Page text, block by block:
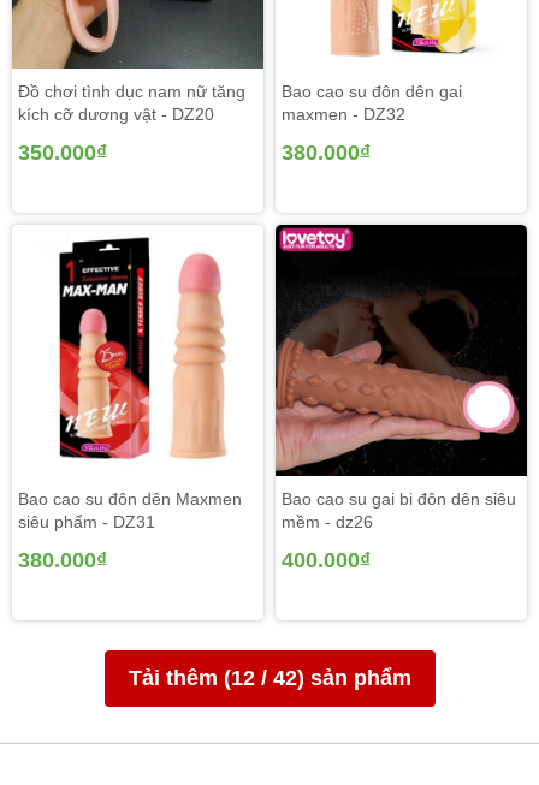
Đồ chơi tình dục nam nữ tăng
kích cỡ dương vật - DZ20
350.000₫
Bao cao su đôn dên gai
maxmen - DZ32
380.000₫
Bao cao su đôn dên Maxmen
siêu phẩm - DZ31
380.000₫
Bao cao su gai bi đôn dên siêu
mềm - dz26
400.000₫
Tải thêm (12/ 42) sản phẩm